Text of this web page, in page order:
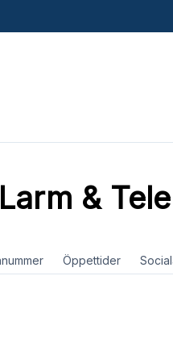
& Tele
Öppettider